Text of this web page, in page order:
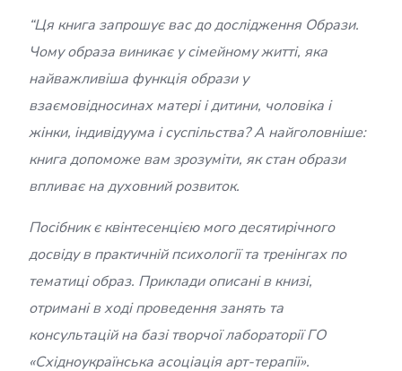
“Ця книга запрошує вас до дослідження Образи.
Чому образа виникає у сімейному житті, яка
найважливіша функція образи у
взаємовідносинах матері і дитини, чоловіка і
жінки, індивідуума і суспільства? А найголовніше:
книга допоможе вам зрозуміти, як стан образи
впливає на духовний розвиток.
Посібник є квінтесенцією мого десятирічного
досвіду в практичній психології та тренінгах по
тематиці образ. Приклади описані в книзі,
отримані в ході проведення занять та
консультацій на базі творчої лабораторії ГО
«Східноукраїнська асоціація арт-терапії».